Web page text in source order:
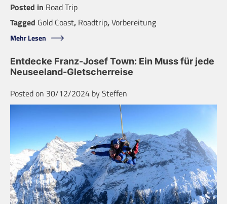
Posted in Road Trip
Tagged Gold Coast, Roadtrip,Vorbereitung
Mehr Lesen
Entdecke Franz-Josef Town: Ein Muss für jede
Neuseeland-Gletscherreise
Posted on 30/12/2024 bySteffen